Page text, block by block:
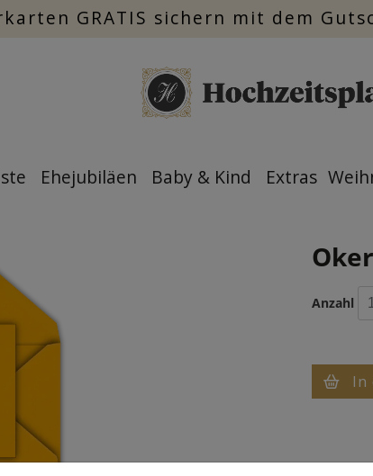
GRATIS sichern mit dem
Ehejubiläen Baby & Kind Extras
Anzahl
In